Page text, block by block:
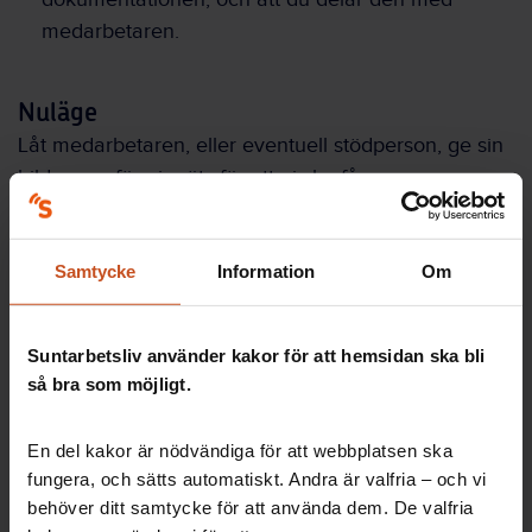
Samtycke Information Om
Suntarbetsliv använder kakor för att hemsidan ska bli
så bra som möjligt.
En del kakor är nödvändiga för att webbplatsen ska
fungera, och sätts automatiskt. Andra är valfria – och vi
behöver ditt samtycke för att använda dem. De valfria
medarbetaren.
Nuläge
Låt medarbetaren, eller eventuell stödperson, ge sin
bild av varför ni möts för att ni ska få en samsyn om
nuläget – då är det lättare att samordna insatser på
ett bra sätt. Om medarbetaren har gjort
Självskattning av krav och förmåga kan ni prata
utifrån den, annars går det bra med öppna frågor.
Förslag på frågor att prata kring:
skulle vara värdefullt att prova?
Vilka möjligheter finns att genomföra dessa?
Hur kan tidsplanen se ut?